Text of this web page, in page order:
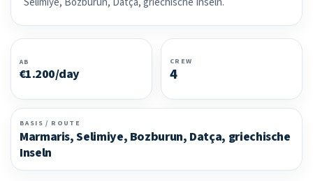
AB
€1.200/day
CREW
4
BASIS / ROUTE
Marmaris, Selimiye, Bozburun, Datça, griechische
Inseln